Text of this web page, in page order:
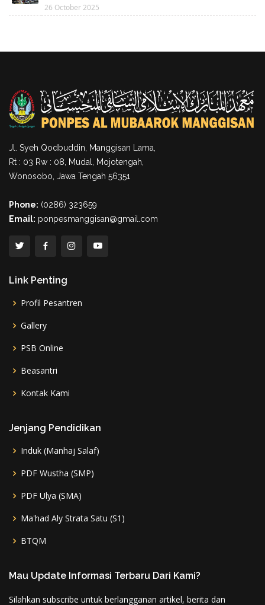
26 October 2025
Jl. Syeh Qodbuddin, Manggisan Lama,
Rt : 03 Rw : 08, Mudal, Mojotengah,
Wonosobo, Jawa Tengah 56351
Phone: (0286) 323659
Email: ponpesmanggisan@gmail.com
Link Penting
Profil Pesantren
Gallery
PSB Online
Beasantri
Kontak Kami
Jenjang Pendidikan
Induk (Manhaj Salaf)
PDF Wustha (SMP)
PDF Ulya (SMA)
Ma'had Aly Strata Satu (S1)
BTQM
Mau Update Informasi Terbaru Dari Kami?
Silahkan subscribe untuk berlangganan artikel, berita dan